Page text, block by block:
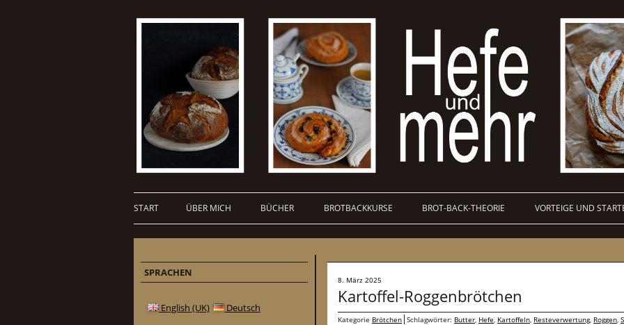
START ÜBER MICH BÜCHER BROTBACKKURSE BROT-BACK-THEORIE VORTEIGE UND
8. März 2025
Kartoffel-Roggenbrötchen
Kategorie Brötchen Schlagwörter: Butter, Hefe, Kartoffeln, Resteverwertung, Roggen,
SPRACHEN
English (UK) Deutsch